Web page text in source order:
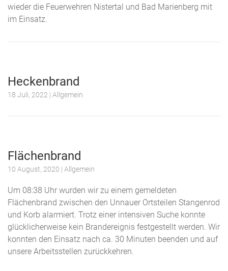
wieder die Feuerwehren Nistertal und Bad Marienberg mit
im Einsatz.
Heckenbrand
18 Juli, 2022 | Allgemein
Flächenbrand
10 August, 2020 | Allgemein
Um 08:38 Uhr wurden wir zu einem gemeldeten
Flächenbrand zwischen den Unnauer Ortsteilen Stangenrod
und Korb alarmiert. Trotz einer intensiven Suche konnte
glücklicherweise kein Brandereignis festgestellt werden. Wir
konnten den Einsatz nach ca. 30 Minuten beenden und auf
unsere Arbeitsstellen zurückkehren.